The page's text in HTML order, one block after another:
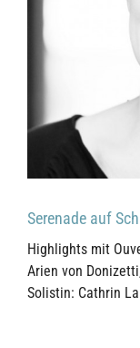
Serenade auf
Highlights mit
Arien von
Solistin: Cathrin